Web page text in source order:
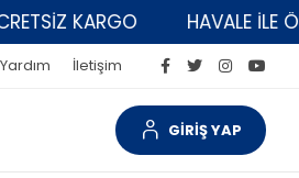
KARGO HAVALE İLE
Yardım İletişim
GİRİŞ YAP